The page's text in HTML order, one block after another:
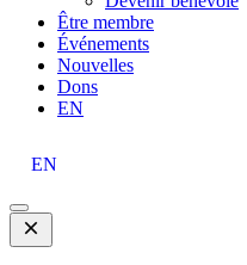
Être membre
Événements
Nouvelles
Dons
EN
EN
Open
Mobile
Menu